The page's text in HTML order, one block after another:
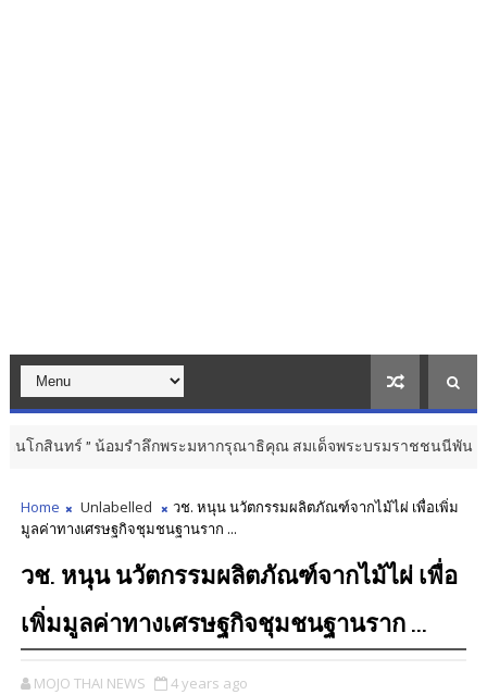
กพระมหากรุณาธิคุณ สมเด็จพระบรมราชชนนีพันปีหลวง ... วิจัย นวัตกร
Home Unlabelled
วช. หนุน นวัตกรรมผลิตภัณฑ์จากไม้ไผ่ เพื่อเพิ่ม
มูลค่าทางเศรษฐกิจชุมชนฐานราก ...
วช. หนุน นวัตกรรมผลิตภัณฑ์จากไม้ไผ่ เพื่อ
เพิ่มมูลค่าทางเศรษฐกิจชุมชนฐานราก ...
MOJO THAI NEWS 4 years ago